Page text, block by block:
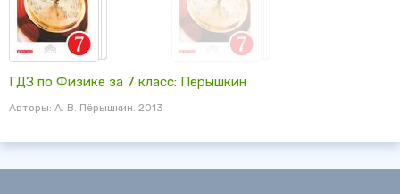
ГДЗ по Физике за 7 класс: Пёрышкин
Авторы: А. В. Пёрышкин. 2013